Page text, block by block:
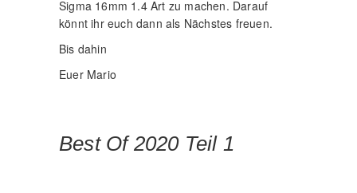
Sigma 16mm 1.4 Art zu machen. Darauf
könnt ihr euch dann als Nächstes freuen.
Bis dahin
Euer Mario
Best Of 2020 Teil 1